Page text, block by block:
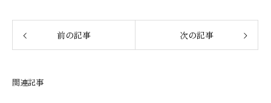
前の記事 次の記事
関連記事